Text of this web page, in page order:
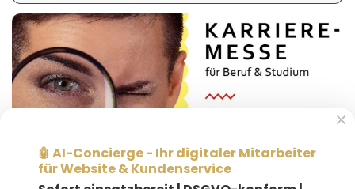
×
🤖 AI-Concierge - Ihr digitaler Mitarbeiter
für Website & Kundenservice